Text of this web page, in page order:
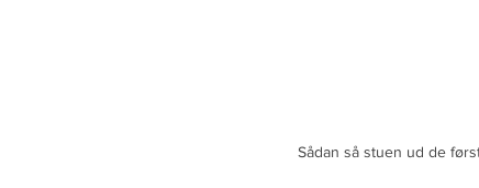
Sådan så stuen ud de